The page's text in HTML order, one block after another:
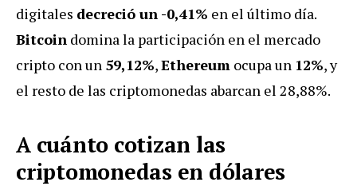
digitales decreció un -0,41% en el último día.
Bitcoin domina la participación en el mercado
cripto con un 59,12%,Ethereum ocupa un 12%, y
el resto de las criptomonedas abarcan el 28,88%.
A cuánto cotizan las
criptomonedas en dólares